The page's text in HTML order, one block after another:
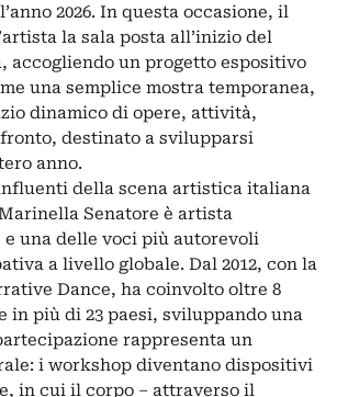
2026. In questa occasione, il
la sala posta all’inizio del
accogliendo un progetto espositivo
una semplice mostra temporanea,
dinamico di opere, attività,
destinato a svilupparsi
anno.
della scena artistica italiana
Senatore è artista
una delle voci più autorevoli
a livello globale. Dal 2012, con la
Dance, ha coinvolto oltre 8
in più di 23 paesi, sviluppando una
rappresenta un
i workshop diventano dispositivi
in cui il corpo – attraverso il